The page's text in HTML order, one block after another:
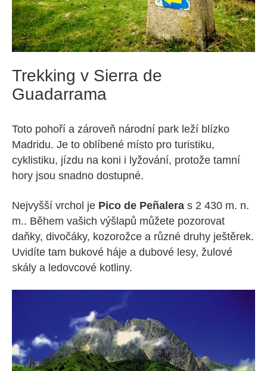
Trekking v Sierra de
Guadarrama
Toto pohoří a zároveň národní park leží blízko
Madridu. Je to oblíbené místo pro turistiku,
cyklistiku, jízdu na koni i lyžování, protože tamní
hory jsou snadno dostupné.
Nejvyšší vrchol je Pico de Peñalera s 2 430 m. n.
m.. Během vašich výšlapů můžete pozorovat
daňky, divočáky, kozorožce a různé druhy ještěrek.
Uvidíte tam bukové háje a dubové lesy, žulové
skály a ledovcové kotliny.